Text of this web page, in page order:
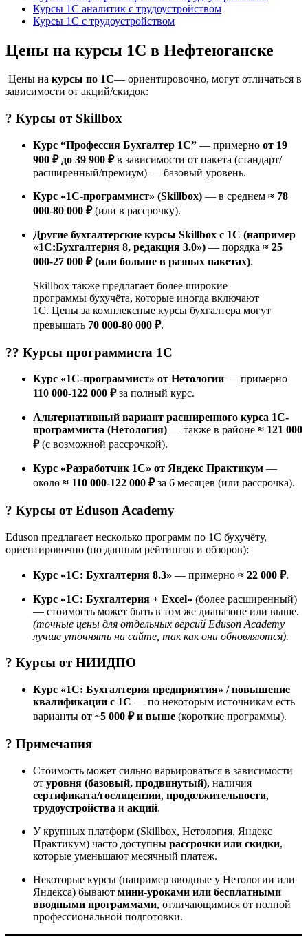
Курсы 1С аналитик с трудоустройством
Курсы 1С с трудоустройством
Цены на курсы 1С в Нефтеюганске
Цены на курсы по 1С— ориентировочно, могут отличаться в
зависимости от акций/скидок:
? Курсы от Skillbox
Курс “Профессия Бухгалтер 1С” — примерно от 19
900 ₽ до 39 900 ₽в зависимости от пакета (стандарт/
расширенный/премиум) — базовый уровень.
Курс «1С-программист» (Skillbox) — в среднем ≈ 78
000-80 000 ₽(или в рассрочку).
Другие бухгалтерские курсы Skillbox с 1С (например
«1С:Бухгалтерия 8, редакция 3.0») — порядка ≈ 25
000-27 000 ₽ (или больше в разных пакетах).
Skillbox также предлагает более широкие
программы бухучёта, которые иногда включают
1С. Цены за комплексные курсы бухгалтера могут
превышать 70 000-80 000 ₽.
?‍? Курсы программиста 1С
Курс «1С-программист» от Нетологии — примерно
110 000-122 000 ₽за полный курс.
Альтернативный вариант расширенного курса 1С-
программиста (Нетология) — также в районе ≈ 121 000
₽(с возможной рассрочкой).
Курс «Разработчик 1C» от Яндекс Практикум —
около ≈ 110 000-122 000 ₽за 6 месяцев (или рассрочка).
? Курсы отEduson Academy
Eduson предлагает несколько программ по 1С бухучёту,
ориентировочно (по данным рейтингов и обзоров):
Курс «1С: Бухгалтерия 8.3» — примерно ≈ 22 000 ₽.
Курс «1С: Бухгалтерия + Excel» (более расширенный)
— стоимость может быть в том же диапазоне или выше.
(точные цены для отдельных версий Eduson Academy
лучше уточнять на сайте, так как они обновляются).
? Курсы отНИИДПО
Курс «1С: Бухгалтерия предприятия» / повышение
квалификации с 1С — по некоторым источникам есть
варианты от ~5 000 ₽ и выше (короткие программы).
? Примечания
Стоимость может сильно варьироваться в зависимости
от уровня (базовый, продвинутый), наличия
сертификата/гослицензии, продолжительности,
трудоустройства и акций.
У крупных платформ (Skillbox, Нетология, Яндекс
Практикум) часто доступны рассрочки или скидки,
которые уменьшают месячный платеж.
Некоторые курсы (например вводные у Нетологии или
Яндекса) бывают мини-уроками или бесплатными
вводными программами, отличающимися от полной
профессиональной подготовки.